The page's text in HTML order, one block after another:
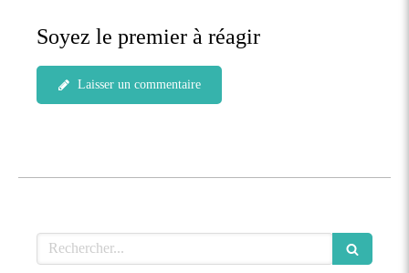
Soyez le premier à réagir
Laisser un commentaire
Rechercher